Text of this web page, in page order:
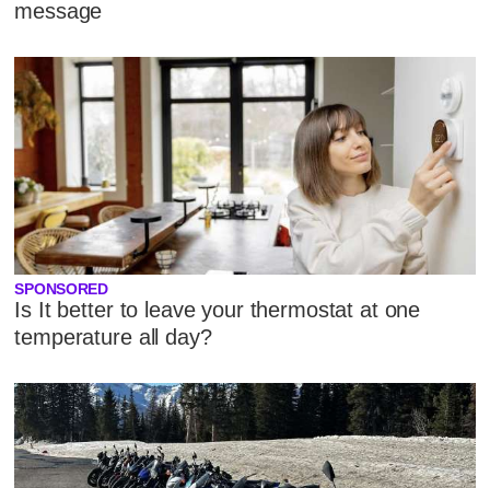
message
SPONSORED
Is It better to leave your thermostat at one
temperature all day?